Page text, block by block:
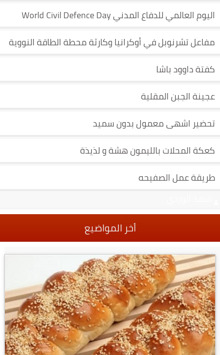
اليوم العالمي للدفاع المدني World Civil Defence Day
مفاعل تشرنوبل في أوكرانيا وكارثة محطة الطاقة النووية
كفتة داوود باشا
عجينة الجبن المقلية
تحضير اشهى معمول بدون سميد
كعكة المحلات بالليمون هشة و لذيذة
طريقة عمل الصفيحه
أخر المواضيع